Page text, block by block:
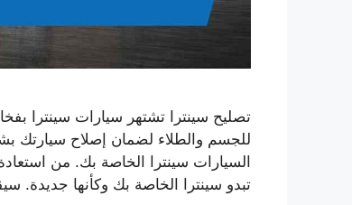
تصليح سينترا تشتهر سيارات سينترا
للجسم والطلاء لضمان إصلاح سيارتك
السيارات سينترا الخاصة بك. من
تبدو سينترا الخاصة بك وكأنها جديدة.